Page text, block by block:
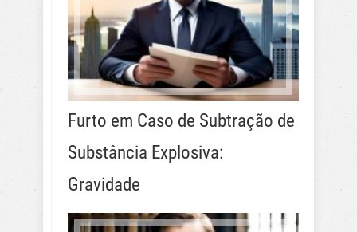
Furto em Caso de Subtração de
Substância Explosiva:
Gravidade